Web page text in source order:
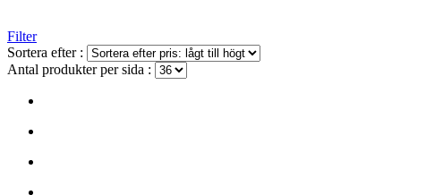
Filter
Sortera efter :
Antal produkter per sida :